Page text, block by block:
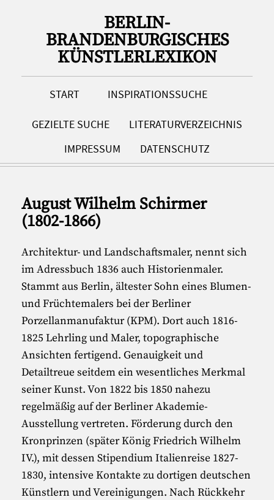
BERLIN-
BRANDENBURGISCHES
KÜNSTLERLEXIKON
START INSPIRATIONSSUCHE
GEZIELTE SUCHE
LITERATURVERZEICHNIS
IMPRESSUM
DATENSCHUTZ
August Wilhelm Schirmer
(1802-1866)
Architektur- und Landschaftsmaler, nennt sich
im Adressbuch 1836 auch Historienmaler.
Stammt aus Berlin, ältester Sohn eines Blumen-
und Früchtemalers bei der Berliner
Porzellanmanufaktur (KPM). Dort auch 1816-
1825 Lehrling und Maler, topographische
Ansichten fertigend. Genauigkeit und
Detailtreue seitdem ein wesentliches Merkmal
seiner Kunst. Von 1822 bis 1850 nahezu
regelmäßig auf der Berliner Akademie-
Ausstellung vertreten. Förderung durch den
Kronprinzen (später König Friedrich Wilhelm
IV.), mit dessen Stipendium Italienreise 1827-
1830, intensive Kontakte zu dortigen deutschen
Künstlern und Vereinigungen. Nach Rückkehr